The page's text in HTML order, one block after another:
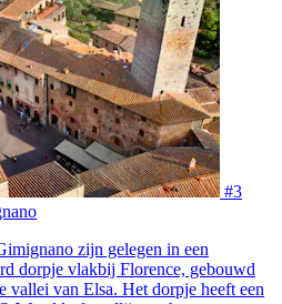
#3
zijn gelegen in een
dorpje vlakbij Florence, gebouwd
vallei van Elsa. Het dorpje heeft een